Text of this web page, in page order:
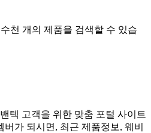
수천 개의 제품을 검색할 수 있습
텍 고객을 위한 맞춤 포털 사이트
가 되시면, 최근 제품정보, 웨비